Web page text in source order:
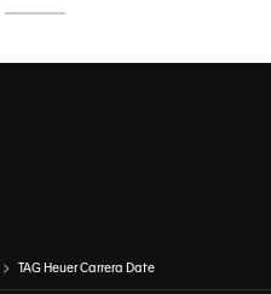
TAG Heuer Carrera Date